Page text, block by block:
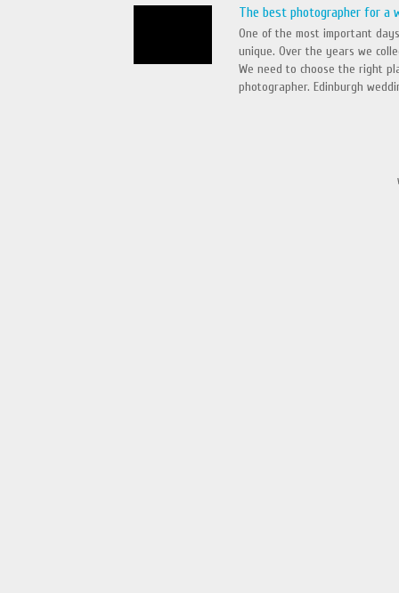
The best photographer for a
One of the most important
unique. Over the years we
We need to choose the right
photographer. Edinburgh